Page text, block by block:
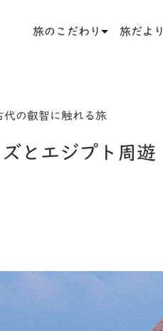
旅のこだわり 旅だより
の叡智に触れる旅
とエジプト周遊